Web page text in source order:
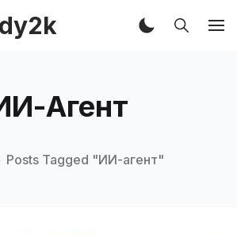
Агент
Posts Tagged "ИИ-агент"